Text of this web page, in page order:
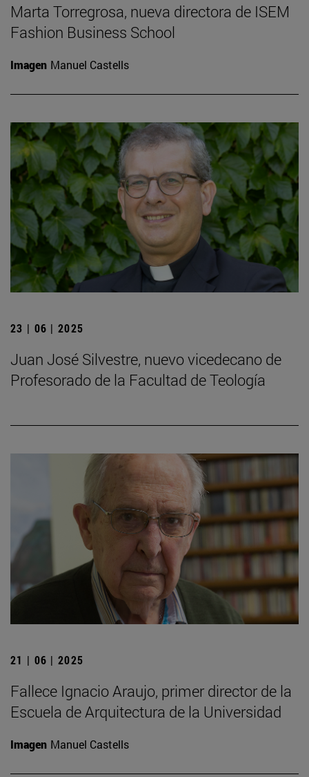
Marta Torregrosa, nueva directora de ISEM
Fashion Business School
Imagen Manuel Castells
23 | 06 | 2025
Juan José Silvestre, nuevo vicedecano de
Profesorado de la Facultad de Teología
21 | 06 | 2025
Fallece Ignacio Araujo, primer director de la
Escuela de Arquitectura de la Universidad
Imagen Manuel Castells